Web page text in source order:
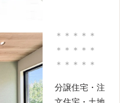
＊＊＊＊＊
＊＊＊＊＊
＊＊＊＊＊
分譲住宅・注